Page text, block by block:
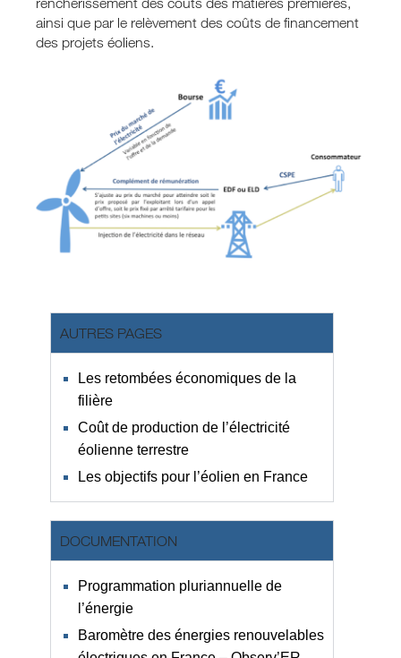
ainsi que par le relèvement des coûts de financement
des projets éoliens.
AUTRES PAGES
Les retombées économiques de la
filière
Coût de production de l’électricité
éolienne terrestre
Les objectifs pour l’éolien en France
DOCUMENTATION
Programmation pluriannuelle de
l’énergie
Baromètre des énergies renouvelables